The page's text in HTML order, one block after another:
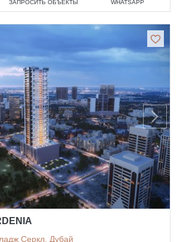
ЗАПРОСИТЬ ОБЪЕКТЫ WHATSAPP
Серкл, Дубай